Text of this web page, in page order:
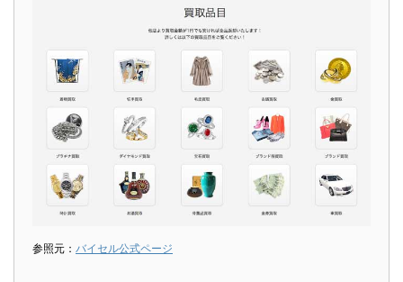
参照元： バイセル公式ページ